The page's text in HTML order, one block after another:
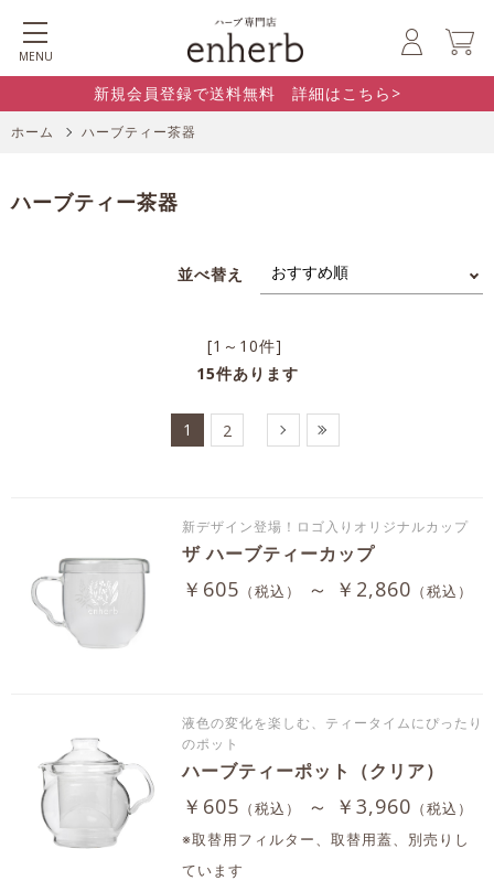
MENU
新規会員登録で送料無料 詳細はこちら>
ホーム ハーブティー茶器
ハーブティー茶器
並べ替え
[1～10件]
15件あります
1 2
新デザイン登場！ロゴ入りオリジナルカップ
ザ ハーブティーカップ
￥605 （税込） ～ ￥2,860 （税込）
液色の変化を楽しむ、ティータイムにぴったり
のポット
ハーブティーポット（クリア）
￥605 （税込） ～ ￥3,960 （税込）
※取替用フィルター、取替用蓋、別売りし
ています